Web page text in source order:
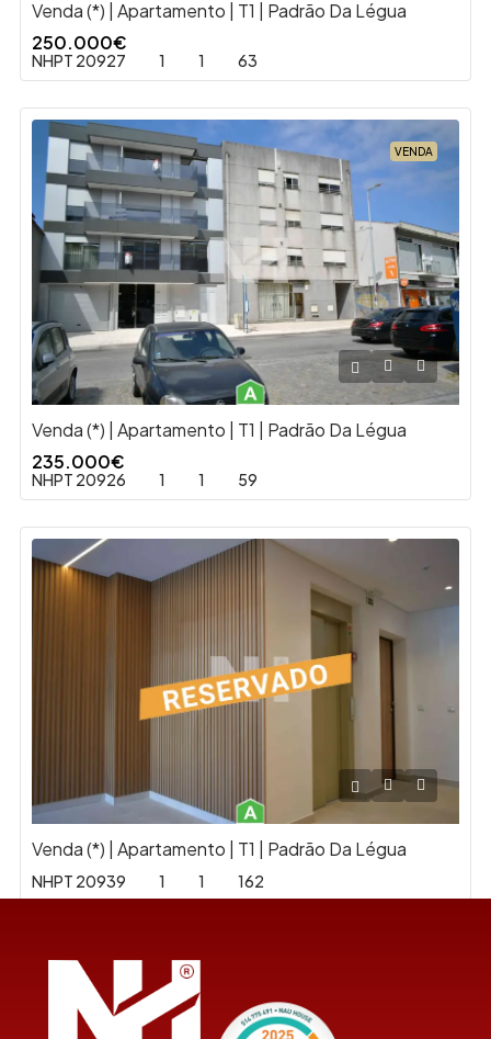
Venda (*) | Apartamento | T1 | Padrão Da Légua
250.000€
NHPT 20927 1 1 63
VENDA
Venda (*) | Apartamento | T1 | Padrão Da Légua
235.000€
NHPT 20926 1 1 59
Venda (*) | Apartamento | T1 | Padrão Da Légua
NHPT 20939 1 1 162